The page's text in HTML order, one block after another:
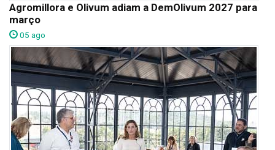
Agromillora e Olivum adiam a DemOlivum 2027 para
março
05 ago